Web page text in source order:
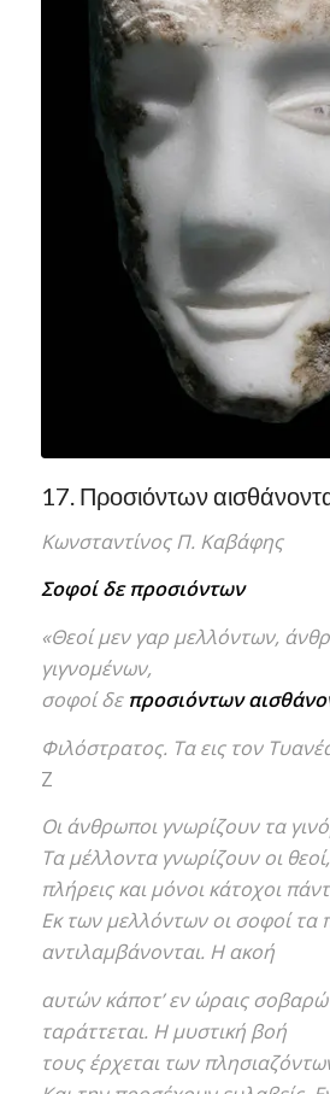
17. Προσιόντων
Κωνσταντίνος Π. Καβάφης
Σοφοί δε προσιόντων
«Θεοί μεν γαρ μελλόντων,
γιγνομένων,
σοφοί δε προσιόντων
Φιλόστρατος. Τα εις τον
Ζ
Οι άνθρωποι γνωρίζουν τα
Τα μέλλοντα γνωρίζουν οι θεοί,
πλήρεις και μόνοι κάτοχοι
Εκ των μελλόντων οι σοφοί τα
αντιλαμβάνονται. Η ακοή
αυτών κάποτ’ εν ώραις
ταράττεται. Η μυστική βοή
τους έρχεται των